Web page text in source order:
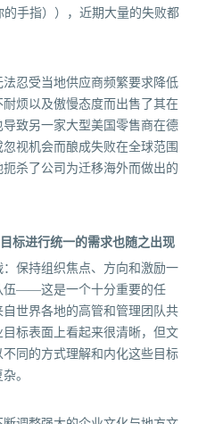
的手指）），近期大量的失败都
忍受当地供应商频繁要求降低
烦以及傲慢态度而出售了其在
致另一家大型美国零售商在德
视机会而酿成失败在全球范围
杀了公司为迁移海外而做出的
标进行统一的需求也随之出现
保持组织焦点、方向和激励一
伍——这是一个十分重要的任
世界各地的高管和管理团队共
标表面上看起来很清晰，但文
同的方式理解和内化这些目标
。